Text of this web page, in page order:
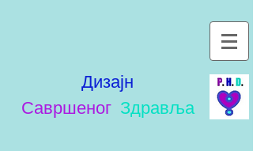
Дизајн
Савршеног Здравља